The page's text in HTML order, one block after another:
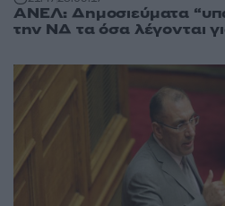
ΑΝΕΛ: Δημοσιεύματα
την ΝΔ τα όσα λέγονται